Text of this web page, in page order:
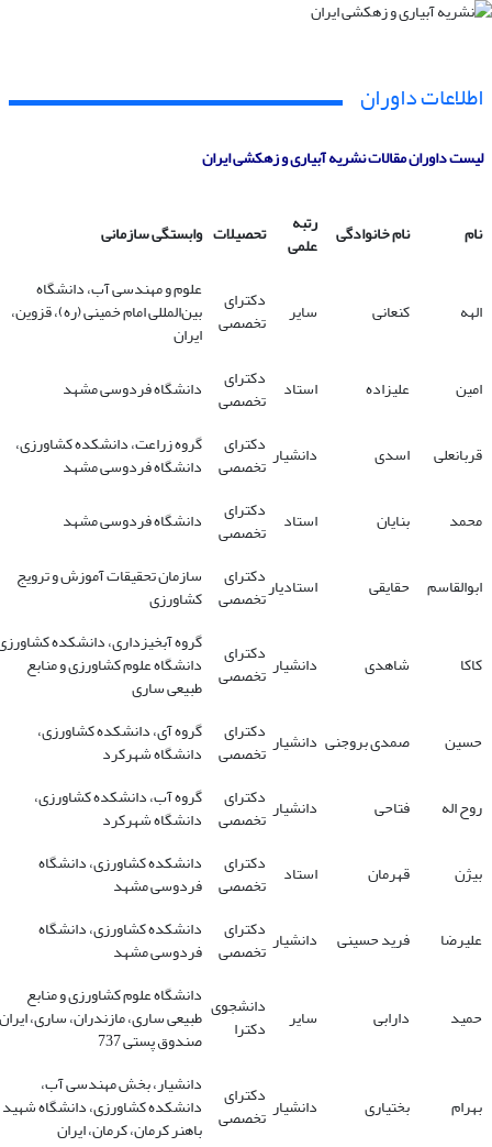
اطلاعات داوران
لیست داوران مقالات نشریه آبیاری و زهکشی ایران
نام نام خانوادگی رتبه
علمی تحصیلات وابستگی سازمانی
الهه کنعانی سایر دکترای
تخصصی
علوم و مهندسی آب، دانشگاه
بین‌المللی امام خمینی (ره)، قزوین،
ایران
امین
علیزاده استاد دکترای
تخصصی دانشگاه فردوسی مشهد
قربانعلی اسدی دانشیار دکترای
تخصصی
گروه زراعت، دانشکده کشاورزی،
دانشگاه فردوسی مشهد
محمد
بنایان استاد دکترای
تخصصی دانشگاه فردوسی مشهد
ابوالقاسم حقایقی استادیاردکترای
تخصصی
سازمان تحقیقات آموزش و ترویج
کشاورزی
کاکا شاهدی دانشیار دکترای
تخصصی
گروه آبخیزداری، دانشکده
دانشگاه علوم کشاورزی و منابع
طبیعی ساری
حسین
صمدی بروجنی دانشیار دکترای
تخصصی
گروه آی، دانشکده کشاورزی،
دانشگاه شهرکرد
روح اله
فتاحی دانشیار دکترای
تخصصی
گروه آب، دانشکده کشاورزی،
دانشگاه شهرکرد
بیژن
قهرمان استاد دکترای
تخصصی
دانشکده کشاورزی، دانشگاه
فردوسی مشهد
علیرضا
فرید حسینی دانشیار دکترای
تخصصی
دانشکده کشاورزی، دانشگاه
فردوسی مشهد
حمید دارابی سایر دانشجوی
دکترا
دانشگاه علوم کشاورزی و منابع
طبیعی ساری، مازندران، ساری،
صندوق پستی 737
بهرام بختیاری دانشیار دکترای
تخصصی
دانشیار، بخش مهندسی آب،
دانشکده کشاورزی، دانشگاه شهید
باهنر کرمان، کرمان، ایران